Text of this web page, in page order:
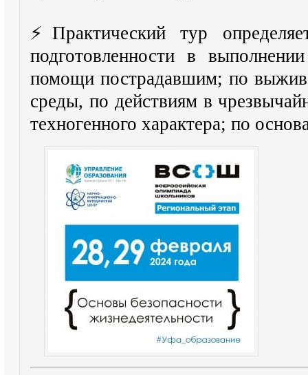
⚡Практический тур
подготовленности в
помощи пострадавшим; по
среды, по действиям в
техногенного характера; по